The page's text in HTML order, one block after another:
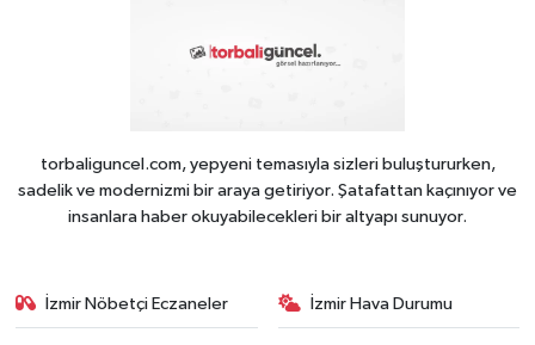
torbaliguncel.com, yepyeni temasıyla sizleri buluştururken,
sadelik ve modernizmi bir araya getiriyor. Şatafattan kaçınıyor ve
insanlara haber okuyabilecekleri bir altyapı sunuyor.
İzmir Nöbetçi Eczaneler İzmir Hava Durumu